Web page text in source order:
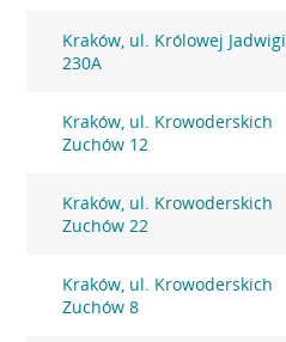
Kraków, ul. Królowej Jadwigi
230A
Kraków, ul. Krowoderskich
Zuchów 12
Kraków, ul. Krowoderskich
Zuchów 22
Kraków, ul. Krowoderskich
Zuchów 8